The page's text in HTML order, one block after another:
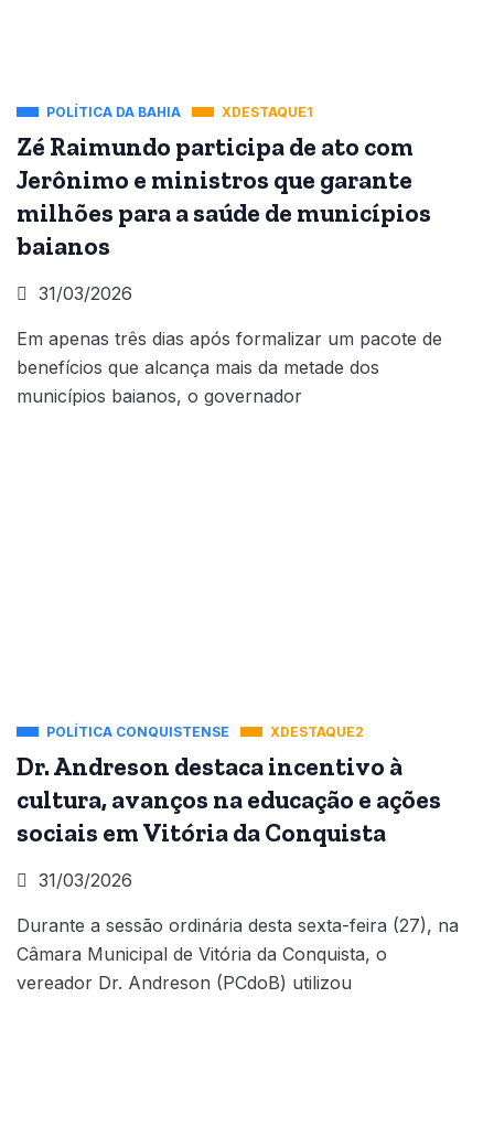
POLÍTICA DA BAHIA XDESTAQUE1
Zé Raimundo participa de ato com
Jerônimo e ministros que garante
milhões para a saúde de municípios
baianos
31/03/2026
Em apenas três dias após formalizar um pacote de
benefícios que alcança mais da metade dos
municípios baianos, o governador
POLÍTICA CONQUISTENSE XDESTAQUE2
Dr. Andreson destaca incentivo à
cultura, avanços na educação e ações
sociais em Vitória da Conquista
31/03/2026
Durante a sessão ordinária desta sexta-feira (27), na
Câmara Municipal de Vitória da Conquista, o
vereador Dr. Andreson (PCdoB) utilizou